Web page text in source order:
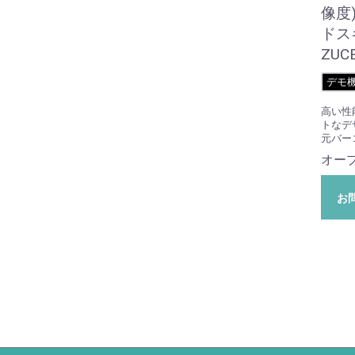
像度
ド
デモ
高い性
トな
元バー
オー
お